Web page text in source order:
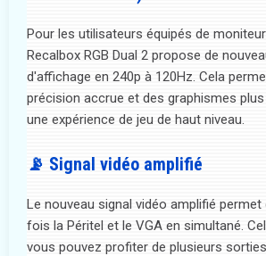
Pour les utilisateurs équipés de
Recalbox RGB Dual 2 propose de
d'affichage en 240p à 120Hz. Cela
précision accrue et des graphismes
une expérience de jeu de haut niveau.
📡 Signal vidéo amplifié
Le nouveau signal vidéo amplifié
fois la Péritel et le VGA en simultané.
vous pouvez profiter de plusieurs